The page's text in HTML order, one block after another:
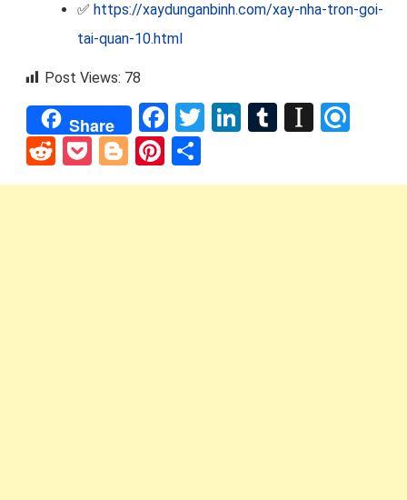
✅ https://xaydunganbinh.com/xay-nha-tron-goi-
tai-quan-10.html
Post Views: 78
Share Facebook
TwitterLinkedIn
Tumblr
RedditPocket
BloggerPinterest